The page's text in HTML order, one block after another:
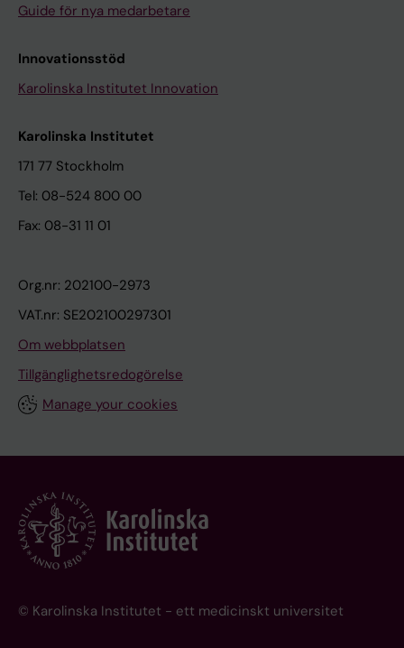
Guide för nya medarbetare
Innovationsstöd
Karolinska Institutet Innovation
Karolinska Institutet
171 77 Stockholm
Tel: 08-524 800 00
Fax: 08-31 11 01
Org.nr: 202100-2973
VAT.nr: SE202100297301
Om webbplatsen
Tillgänglighetsredogörelse
Manage your cookies
© Karolinska Institutet - ett medicinskt universitet